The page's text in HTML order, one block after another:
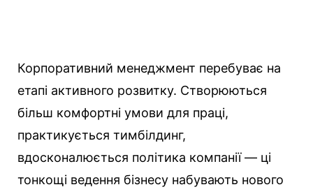
Корпоративний менеджмент перебуває на
етапі активного розвитку. Створюються
більш комфортні умови для праці,
практикується тимбілдинг,
вдосконалюється політика компанії — ці
тонкощі ведення бізнесу набувають нового